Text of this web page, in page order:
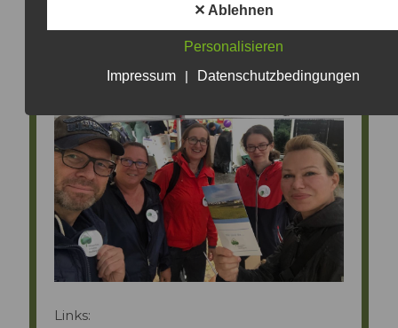
Naturnahes Gärtnern, Mobilität,
Müllvermeidung, Kommunikation“
Links:
✕ Ablehnen
Personalisieren
Impressum
| Datenschutzbedingungen